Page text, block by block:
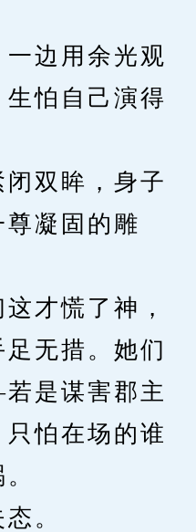
边用余光观
怕自己演得
双眸，身子
凝固的雕
才慌了神，
无措。她们
是谋害郡主
怕在场的谁
。